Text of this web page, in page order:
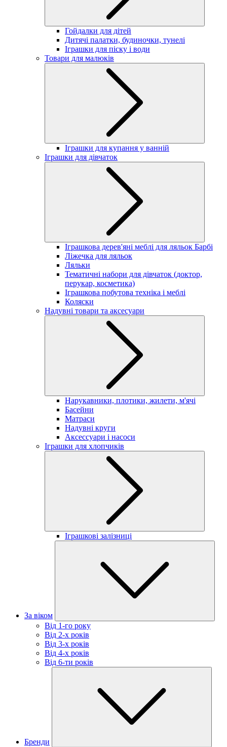
Гойдалки для дітей
Дитячі палатки, будиночки, тунелі
Іграшки для піску і води
Товари для малюків
Іграшки для купання у ванній
Іграшки для дівчаток
Іграшкова дерев'яні меблі для ляльок Барбі
Ліжечка для ляльок
Ляльки
Тематичні набори для дівчаток (доктор,
перукар, косметика)
Іграшкова побутова техніка і меблі
Коляски
Надувні товари та аксесуари
Нарукавники, плотики, жилети, м'ячі
Басейни
Матраси
Надувні круги
Аксессуари і насоси
Іграшки для хлопчиків
Іграшкові залізниці
За віком
Від 1-го року
Від 2-х років
Від 3-х років
Від 4-х років
Від 6-ти років
Бренди